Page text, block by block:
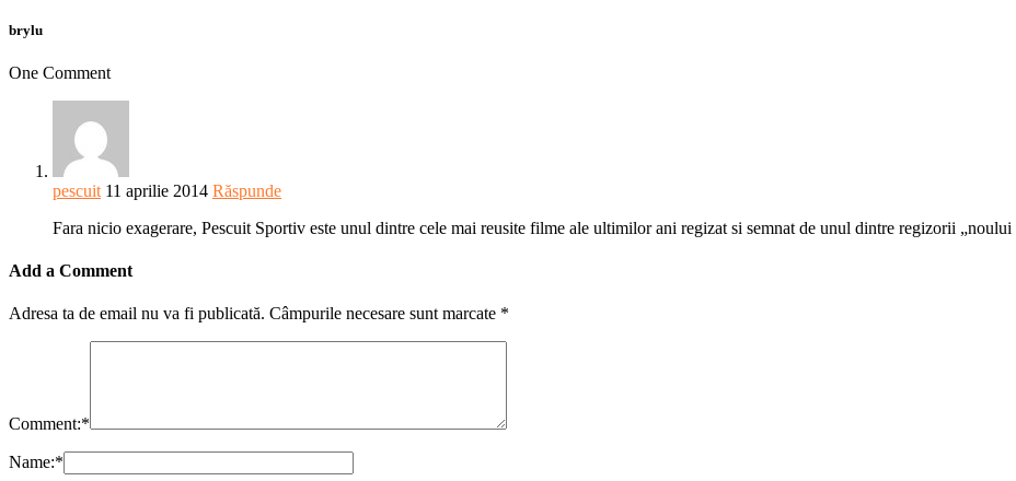
brylu
One Comment
pescuit 11 aprilie 2014 Răspunde
Fara nicio exagerare, Pescuit Sportiv este unul dintre cele mai reusite filme ale ultimilor ani regizat si semnat de unul dintre regizorii „noului
Add a Comment
Adresa ta de email nu va fi publicată. Câmpurile necesare sunt marcate *
Comment:*
Name:*